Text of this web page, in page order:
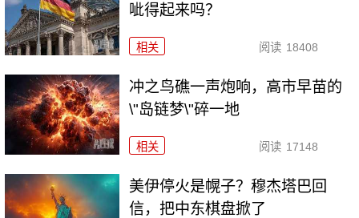
呲得起来吗？
相关 阅读 18408
冲之鸟礁一声炮响，高市早苗的
\"岛链梦\"碎一地
相关 阅读 17148
美伊停火是幌子？穆杰塔巴回
信，把中东棋盘掀了